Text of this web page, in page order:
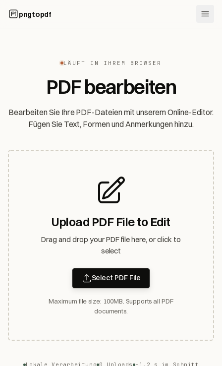
pngtopdf
LÄUFT IN IHREM BROWSER
PDF bearbeiten
Bearbeiten Sie Ihre PDF-Dateien mit unserem Online-Editor.
Fügen Sie Text, Formen und Anmerkungen hinzu.
Upload PDF File to Edit
Drag and drop your PDF file here, or click to
select
Select PDF File
Maximum file size: 100MB. Supports all PDF
documents.
Lokale Verarbeitung 0 Uploads ~1,2 s im Schnitt